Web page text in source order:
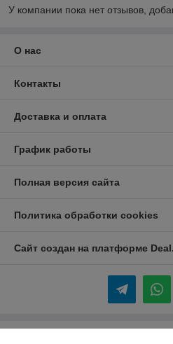
У компании пока нет отзывов,
О нас
Контакты
Доставка и оплата
График работы
Полная версия сайта
Политика обработки cookies
Сайт создан на платформе